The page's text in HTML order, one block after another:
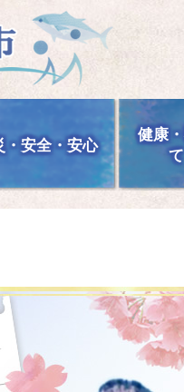
・安全・安心
健康